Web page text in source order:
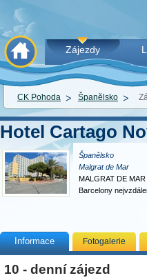
Zájezdy
CK Pohoda Španělsko
Hotel Cartago
Španělsko
Malgrat de Mar
MALGRAT DE
Barcelony
Informace Fotogalerie
10 - denní zájezd